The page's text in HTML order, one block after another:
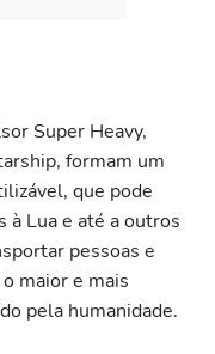
Super Heavy,
formam um
que pode
à Lua e até a outros
pessoas e
maior e mais
pela humanidade.